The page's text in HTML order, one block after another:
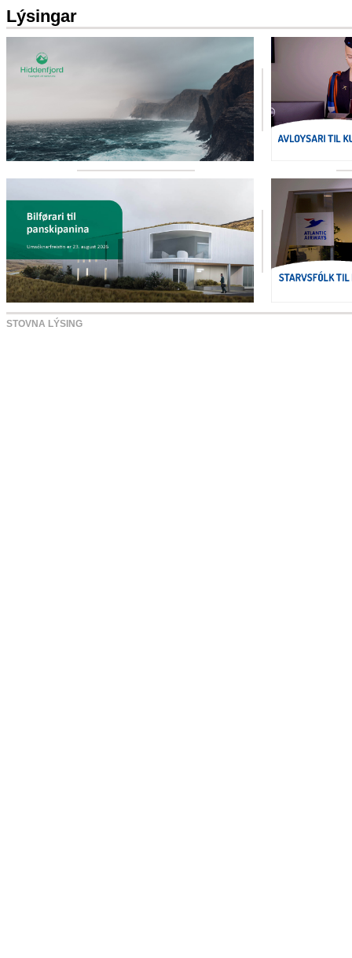
Lýsingar
STOVNA LÝSING